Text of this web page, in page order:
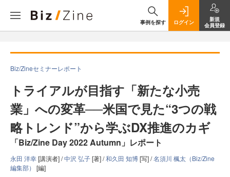
事例を探す ログイン
新規
会員登録
Biz/Zineセミナーレポート
トライアルが目指す「新たな小売
業」への変革──米国で見た“3つの戦
略トレンド”から学ぶDX推進のカギ
「Biz/Zine Day 2022 Autumn」レポート
永田 洋幸[講演者] /中沢 弘子[著] /和久田 知博[写] /名須川 楓太（Biz/Zine
編集部） [編]